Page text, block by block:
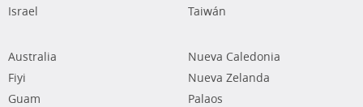
Israel
Taiwán
Australia
Fiyi
Guam
Nueva Caledonia
Nueva Zelanda
Palaos